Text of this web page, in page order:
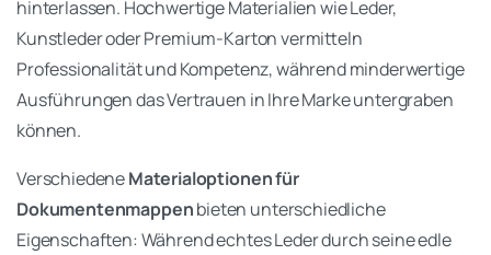
hinterlassen. Hochwertige Materialien wie Leder,
Kunstleder oder Premium-Karton vermitteln
Professionalität und Kompetenz, während minderwertige
Ausführungen das Vertrauen in Ihre Marke untergraben
können.
VerschiedeneMaterialoptionen für
Dokumentenmappenbieten unterschiedliche
Eigenschaften: Während echtes Leder durch seine edle